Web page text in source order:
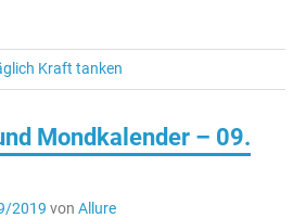
Kraft tanken
Mondkalender – 09.
2019 von Allure